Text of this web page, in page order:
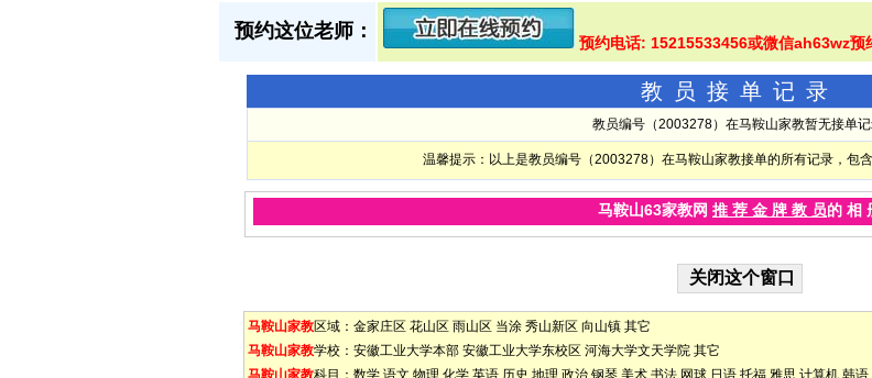
预约这位老师：
预约电话: 15215533456或微信ah63wz预
教员接单记录
教员编号（2003278）在马鞍山家教暂无接单
温馨提示：以上是教员编号（2003278）在马鞍山家教接单的所有记录，包
马鞍山63家教网 推 荐 金 牌 教 员的 相
马鞍山家教区域： 金家庄区 花山区 雨山区 当涂 秀山新区 向山镇 其它
马鞍山家教学校： 安徽工业大学本部 安徽工业大学东校区 河海大学文天学院 其它
马鞍山家教科目： 数学 语文 物理 化学 英语 历史 地理 政治 钢琴 美术 书法 网球 日语 托福 雅思 计算机 韩语